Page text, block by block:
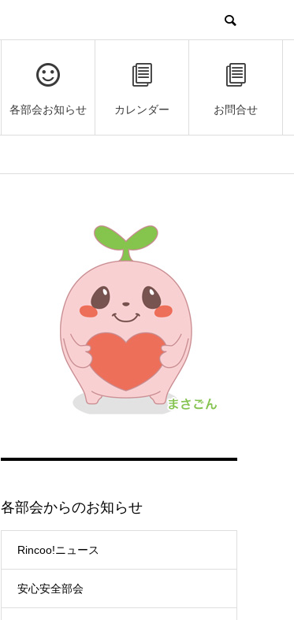
各部会お知らせ カレンダー お問合せ
各部会からのお知らせ
Rincoo!ニュース
安心安全部会